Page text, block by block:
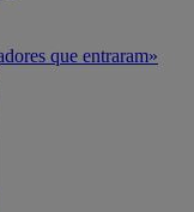
que entraram»